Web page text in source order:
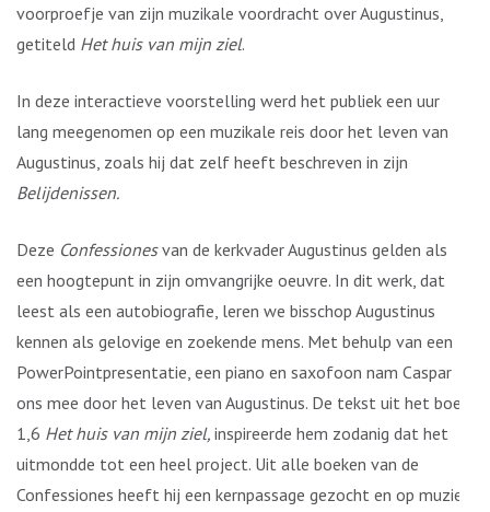
voorproefje van zijn muzikale voordracht over Augustinus,
getiteld Het huis van mijn ziel.
In deze interactieve voorstelling werd het publiek een uur
lang meegenomen op een muzikale reis door het leven van
Augustinus, zoals hij dat zelf heeft beschreven in zijn
Belijdenissen.
Deze Confessionesvan de kerkvader Augustinus gelden als
een hoogtepunt in zijn omvangrijke oeuvre. In dit werk, dat
leest als een autobiografie, leren we bisschop Augustinus
kennen als gelovige en zoekende mens. Met behulp van een
PowerPointpresentatie, een piano en saxofoon nam Caspar
ons mee door het leven van Augustinus. De tekst uit het boek
1,6 Het huis van mijn ziel, inspireerde hem zodanig dat het
uitmondde tot een heel project. Uit alle boeken van de
Confessiones heeft hij een kernpassage gezocht en op muziek